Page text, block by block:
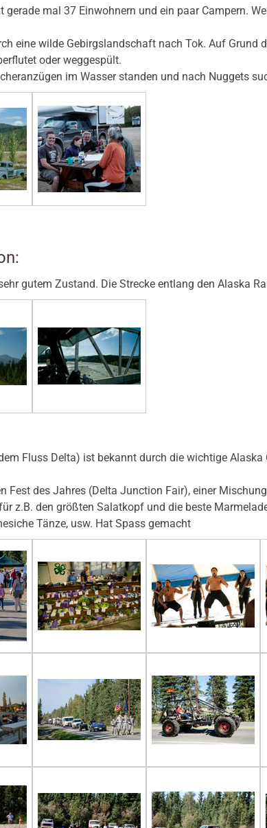
gerade mal 37 Einwohnern und ein paar Campern.
eine wilde Gebirgslandschaft nach Tok. Auf Grund
oder weggespült.
im Wasser standen und nach Nuggets
gutem Zustand. Die Strecke entlang den Alaska
Fluss Delta) ist bekannt durch die wichtige Alaska
Fest des Jahres (Delta Junction Fair), einer
z.B. den größten Salatkopf und die beste
Tänze, usw. Hat Spass gemacht